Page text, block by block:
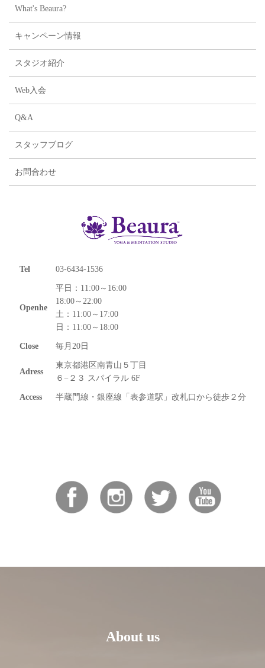
What's Beaura?
キャンペーン情報
スタジオ紹介
Web入会
Q&A
スタッフブログ
お問合わせ
Tel 03-6434-1536
Openhe
平日：11:00～16:00
18:00～22:00
土：11:00～17:00
日：11:00～18:00
Close 毎月20日
Adress
東京都港区南青山５丁目
６−２３ スパイラル 6F
Access 半蔵門線・銀座線「表参道駅」改札口から徒歩２分
About us